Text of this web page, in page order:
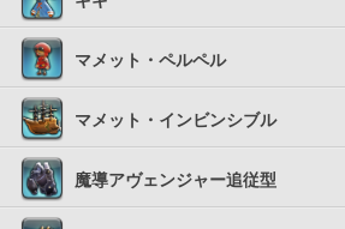
マメット・ペルペル
マメット・インビンシブル
魔導アヴェンジャー追従型